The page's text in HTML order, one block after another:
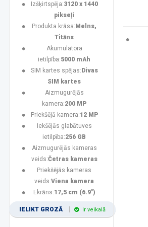
Izšķirtspēja:3120 x 1440
pikseļi
Produkta krāsa: Melns,
Titāns
Akumulatora
ietilpība:5000 mAh
SIM kartes spējas: Divas
SIM kartes
Aizmugurējās
kamera:200 MP
Priekšējā kamera:12 MP
Iekšējās glabātuves
ietilpība:256 GB
Aizmugurējās kameras
veids:Četras kameras
Priekšējās kameras
veids:Viena kamera
Ekrāns:17,5 cm (6.9")
IELIKT GROZĀ Ir veikalā